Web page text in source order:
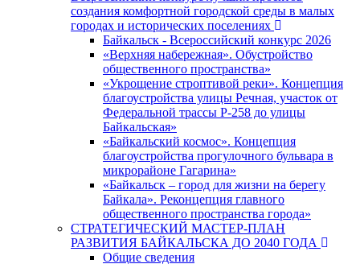
создания комфортной городской среды в малых
городах и исторических поселениях
Байкальск - Всероссийский конкурс 2026
«Верхняя набережная». Обустройство
общественного пространства»
«Укрощение строптивой реки». Концепция
благоустройства улицы Речная, участок от
Федеральной трассы Р-258 до улицы
Байкальская»
«Байкальский космос». Концепция
благоустройства прогулочного бульвара в
микрорайоне Гагарина»
«Байкальск – город для жизни на берегу
Байкала». Реконцепция главного
общественного пространства города»
СТРАТЕГИЧЕСКИЙ МАСТЕР-ПЛАН
РАЗВИТИЯ БАЙКАЛЬСКА ДО 2040 ГОДА
Общие сведения